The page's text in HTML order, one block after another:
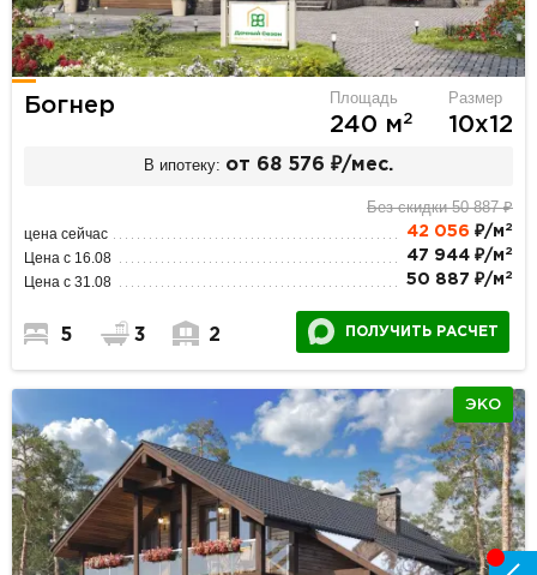
Богнер Площадь
240 м2
Размер
10х12
В ипотеку: от 68 576 ₽/мес.
Без скидки 50 887 ₽
цена сейчас 42 056 ₽/м 2
Цена с 16.08 47 944 ₽/м 2
Цена с 31.08 50 887 ₽/м 2
5 3 2 ПОЛУЧИТЬ РАСЧЕТ
ЭКО